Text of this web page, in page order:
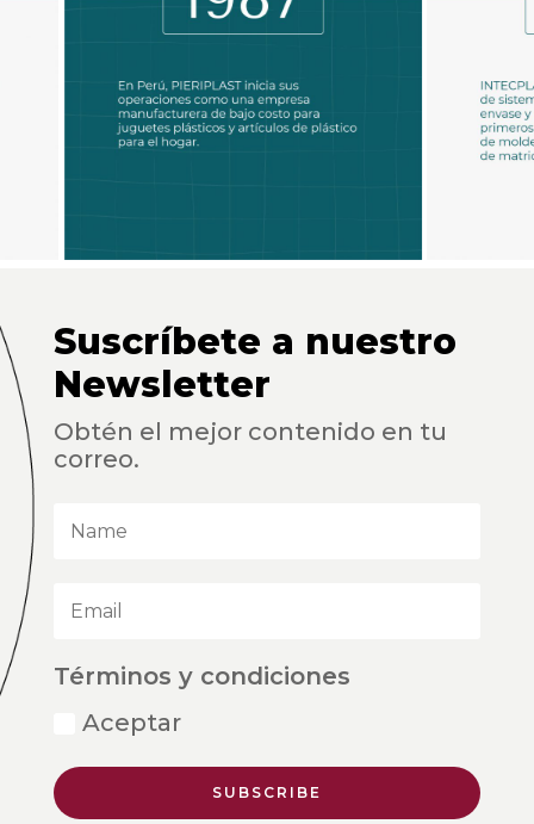
Suscríbete a nuestro
Newsletter
Obtén el mejor contenido en tu
correo.
Términos y condiciones
Aceptar
SUBSCRIBE